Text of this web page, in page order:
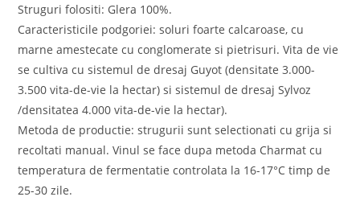
Struguri folositi: Glera 100%.
Caracteristicile podgoriei: soluri foarte calcaroase, cu
marne amestecate cu conglomerate si pietrisuri. Vita de vie
se cultiva cu sistemul de dresaj Guyot (densitate 3.000-
3.500 vita-de-vie la hectar) si sistemul de dresaj Sylvoz
/densitatea 4.000 vita-de-vie la hectar).
Metoda de productie: strugurii sunt selectionati cu grija si
recoltati manual. Vinul se face dupa metoda Charmat cu
temperatura de fermentatie controlata la 16-17°C timp de
25-30 zile.